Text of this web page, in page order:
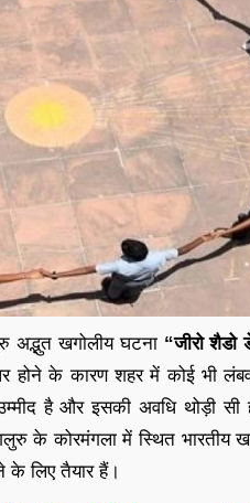
अद्भुत खगोलीय घटना “जीरो शैडो
होने के कारण शहर में कोई भी
है और इसकी अवधि थोड़ी सी
के कोरमंगला में स्थित भारतीय
के लिए तैयार हैं।